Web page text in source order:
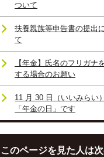
ついて
扶養親族等申告書の提出
て
【年金】氏名のフリガナ
する場合のお願い
11 月 30 日（いいみらい
「年金の日」です
このページを見た人は